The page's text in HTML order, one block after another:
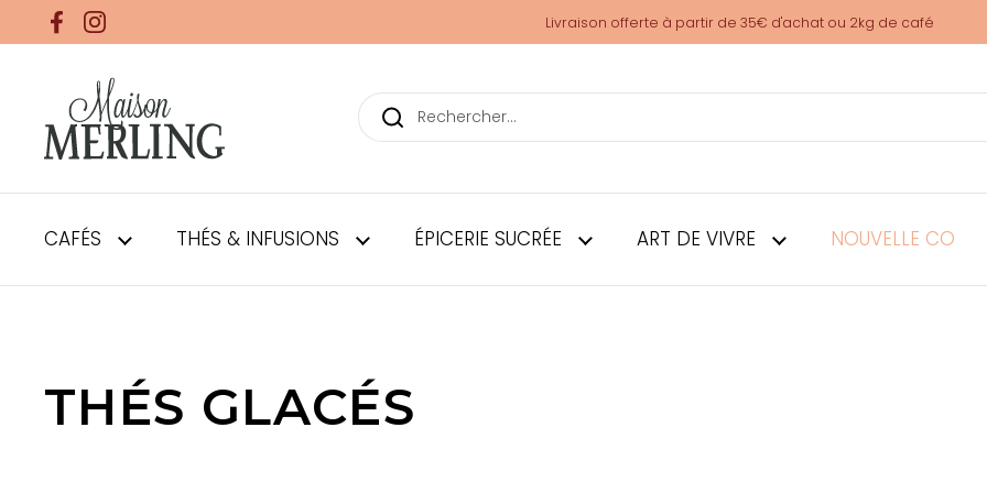
Passer au contenu
FacebookInstagram Livraison offerte à partir de 35€ d'achat ou 2kg de café
THÉS GLACÉS – Maison Merling
CAFÉS THÉS & INFUSIONS ÉPICERIE SUCRÉE ART DE VIVRE NOUVELLE CO
THÉS GLACÉS